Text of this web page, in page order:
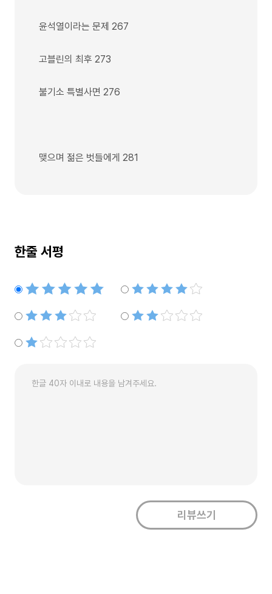
윤석열이라는 문제 267
고블린의 최후 273
불기소 특별사면 276
맺으며 젊은 벗들에게 281
한줄 서평
별점5개 별점4개
별점3개 별점2개
별점1개